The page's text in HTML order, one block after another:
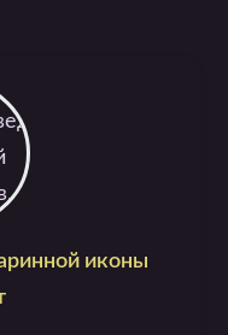
иконы